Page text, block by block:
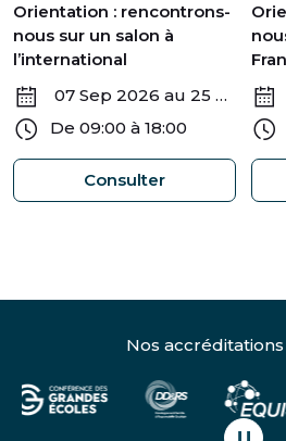
Orientation : rencontrons-
nous sur un salon à
l’international
07 Sep 2026 au 25 Déc 2026
De 09:00 à 18:00
ConsulterOrientation :
Nos